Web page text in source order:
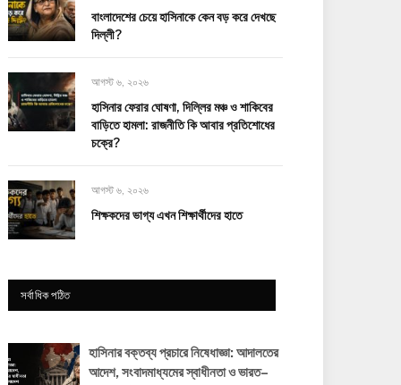
বাংলাদেশের চেয়ে হাসিনাকে কেন বড় করে দেখছে
দিল্লী?
আগস্ট ৬, ২০২৬
হাসিনার ফেরার ঘোষণা, দিল্লির মঞ্চ ও শাকিবের
বাড়িতে হামলা: রাজনীতি কি আবার প্রতিশোধের
চক্রে?
আগস্ট ৬, ২০২৬
শিক্ষকদের ভাগ্য এখন শিক্ষার্থীদের হাতে
সর্বাধিক পঠিত
হাসিনার বক্তব্য প্রচারে নিষেধাজ্ঞা: আদালতের
আদেশ, সংবাদমাধ্যমের স্বাধীনতা ও ভারত–